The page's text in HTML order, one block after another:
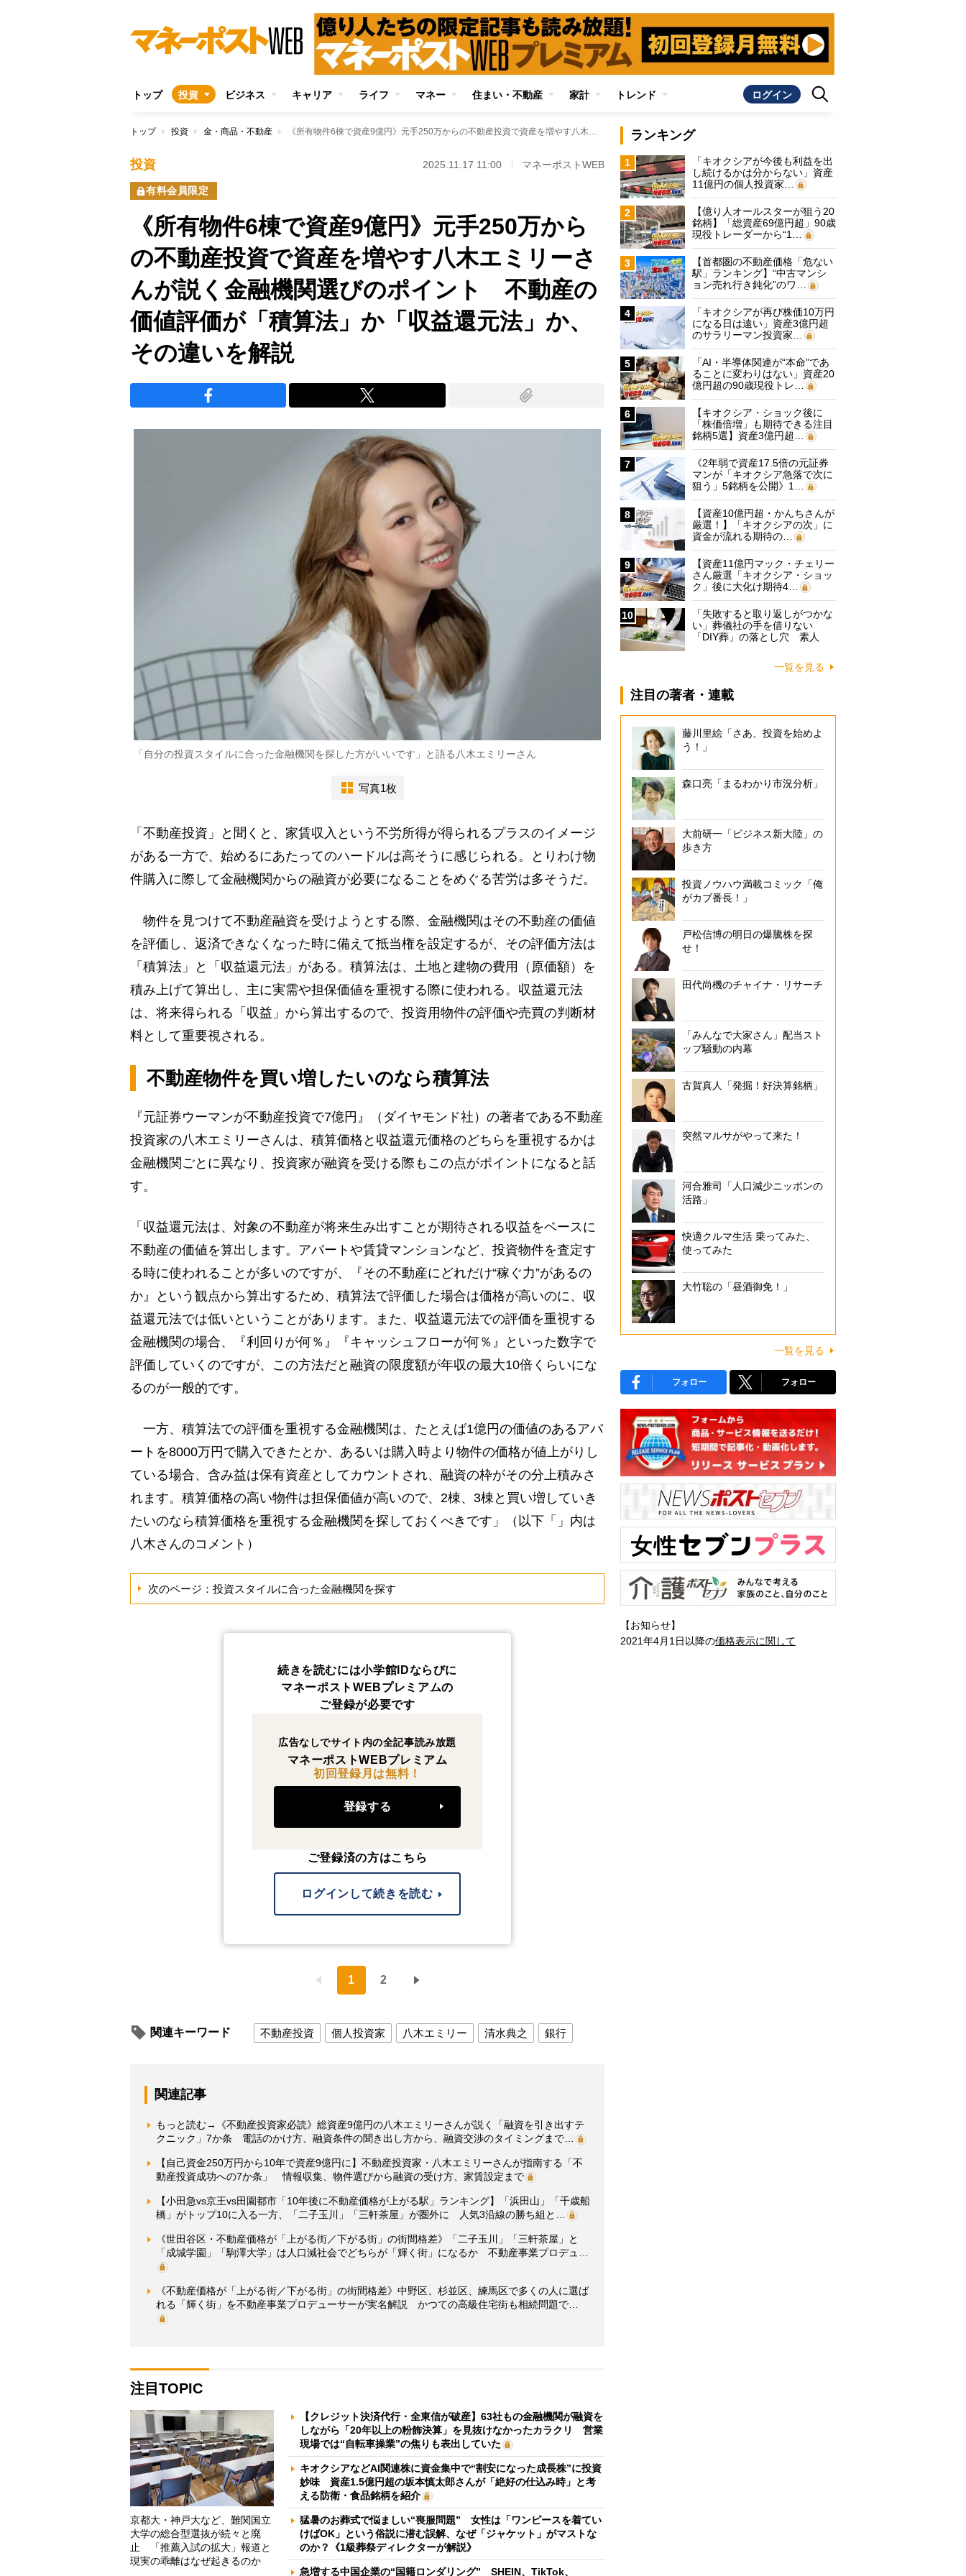
トップ 投資 ビジネス キャリア ライフ マネー 住まい・不動産 家計 トレンド ログイン
トップ 投資 金・商品・不動産 《所有物件6棟で資産9億円》元手250万からの不動産投資で資産を増やす八木エミリーさんが説く金融機関選びのポイント 不動産の価値評価が「積算法」か「収益還元法」か、その違いを解説
投資 2025.11.17 11:00 マネーポストWEB
有料会員限定
《所有物件6棟で資産9億円》元手250万から
の不動産投資で資産を増やす八木エミリーさ
んが説く金融機関選びのポイント 不動産の
価値評価が「積算法」か「収益還元法」か、
その違いを解説
「自分の投資スタイルに合った金融機関を探した方がいいです」と語る八木エミリーさん
写真1枚
「不動産投資」と聞くと、家賃収入という不労所得が得られるプラスのイメージ
がある一方で、始めるにあたってのハードルは高そうに感じられる。とりわけ物
件購入に際して金融機関からの融資が必要になることをめぐる苦労は多そうだ。
物件を見つけて不動産融資を受けようとする際、金融機関はその不動産の価値
を評価し、返済できなくなった時に備えて抵当権を設定するが、その評価方法は
「積算法」と「収益還元法」がある。積算法は、土地と建物の費用（原価額）を
積み上げて算出し、主に実需や担保価値を重視する際に使われる。収益還元法
は、将来得られる「収益」から算出するので、投資用物件の評価や売買の判断材
料として重要視される。
不動産物件を買い増したいのなら積算法
『元証券ウーマンが不動産投資で7億円』（ダイヤモンド社）の著者である不動産
投資家の八木エミリーさんは、積算価格と収益還元価格のどちらを重視するかは
金融機関ごとに異なり、投資家が融資を受ける際もこの点がポイントになると話
す。
「収益還元法は、対象の不動産が将来生み出すことが期待される収益をベースに
不動産の価値を算出します。アパートや賃貸マンションなど、投資物件を査定す
る時に使われることが多いのですが、『その不動産にどれだけ“稼ぐ力”があるの
か』という観点から算出するため、積算法で評価した場合は価格が高いのに、収
益還元法では低いということがあります。また、収益還元法での評価を重視する
金融機関の場合、『利回りが何％』『キャッシュフローが何％』といった数字で
評価していくのですが、この方法だと融資の限度額が年収の最大10倍くらいにな
るのが一般的です。
一方、積算法での評価を重視する金融機関は、たとえば1億円の価値のあるアパ
ートを8000万円で購入できたとか、あるいは購入時より物件の価格が値上がりし
ている場合、含み益は保有資産としてカウントされ、融資の枠がその分上積みさ
れます。積算価格の高い物件は担保価値が高いので、2棟、3棟と買い増していき
たいのなら積算価格を重視する金融機関を探しておくべきです」（以下「」内は
八木さんのコメント）
次のページ：投資スタイルに合った金融機関を探す
続きを読むには小学館IDならびに
マネーポストWEBプレミアムの
ご登録が必要です
広告なしでサイト内の全記事読み放題
マネーポストWEBプレミアム
初回登録月は無料！
登録する
ご登録済の方はこちら
ログインして続きを読む
1 2
関連キーワード 不動産投資 個人投資家 八木エミリー 清水典之 銀行
関連記事
もっと読む→《不動産投資家必読》総資産9億円の八木エミリーさんが説く「融資を引き出すテ
クニック」7か条 電話のかけ方、融資条件の聞き出し方から、融資交渉のタイミングまで…
【自己資金250万円から10年で資産9億円に】不動産投資家・八木エミリーさんが指南する「不
動産投資成功への7か条」 情報収集、物件選びから融資の受け方、家賃設定まで
【小田急vs京王vs田園都市「10年後に不動産価格が上がる駅」ランキング】「浜田山」「千歳船
橋」がトップ10に入る一方、「二子玉川」「三軒茶屋」が圏外に 人気3沿線の勝ち組と…
《世田谷区・不動産価格が「上がる街／下がる街」の街間格差》「二子玉川」「三軒茶屋」と
「成城学園」「駒澤大学」は人口減社会でどちらが「輝く街」になるか 不動産事業プロデュ…
《不動産価格が「上がる街／下がる街」の街間格差》中野区、杉並区、練馬区で多くの人に選ば
れる「輝く街」を不動産事業プロデューサーが実名解説 かつての高級住宅街も相続問題で…
注目TOPIC
京都大・神戸大など、難関国立
大学の総合型選抜が続々と廃
止 「推薦入試の拡大」報道と
現実の乖離はなぜ起きるのか
【クレジット決済代行・全東信が破産】63社もの金融機関が融資を
しながら「20年以上の粉飾決算」を見抜けなかったカラクリ 営業
現場では“自転車操業”の焦りも表出していた
キオクシアなどAI関連株に資金集中で“割安になった成長株”に投資
妙味 資産1.5億円超の坂本慎太郎さんが「絶好の仕込み時」と考
える防衛・食品銘柄を紹介
猛暑のお葬式で悩ましい“喪服問題” 女性は「ワンピースを着てい
けばOK」という俗説に潜む誤解、なぜ「ジャケット」がマストな
のか？《1級葬祭ディレクターが解説》
急増する中国企業の“国籍ロンダリング” SHEIN、TikTok、
ランキング
1
「キオクシアが今後も利益を出
し続けるかは分からない」資産
11億円の個人投資家…
2
【億り人オールスターが狙う20
銘柄】「総資産69億円超」90歳
現役トレーダーから“1…
3
【首都圏の不動産価格「危ない
駅」ランキング】“中古マンシ
ョン売れ行き鈍化”のワ…
4
「キオクシアが再び株価10万円
になる日は遠い」資産3億円超
のサラリーマン投資家…
5
「AI・半導体関連が“本命”であ
ることに変わりはない」資産20
億円超の90歳現役トレ…
6
【キオクシア・ショック後に
「株価倍増」も期待できる注目
銘柄5選】資産3億円超…
7
《2年弱で資産17.5倍の元証券
マンが「キオクシア急落で次に
狙う」5銘柄を公開》1…
8
【資産10億円超・かんちさんが
厳選！】「キオクシアの次」に
資金が流れる期待の…
9
【資産11億円マック・チェリー
さん厳選「キオクシア・ショッ
ク」後に大化け期待4…
10
「失敗すると取り返しがつかな
い」葬儀社の手を借りない
「DIY葬」の落とし穴 素人
一覧を見る
注目の著者・連載
藤川里絵「さあ、投資を始めよ
う！」
森口亮「まるわかり市況分析」
大前研一「ビジネス新大陸」の
歩き方
投資ノウハウ満載コミック「俺
がカブ番長！」
戸松信博の明日の爆騰株を探
せ！
田代尚機のチャイナ・リサーチ
「みんなで大家さん」配当スト
ップ騒動の内幕
古賀真人「発掘！好決算銘柄」
突然マルサがやって来た！
河合雅司「人口減少ニッポンの
活路」
快適クルマ生活 乗ってみた、
使ってみた
大竹聡の「昼酒御免！」
一覧を見る
フォロー フォロー
【お知らせ】
2021年4月1日以降の価格表示に関して